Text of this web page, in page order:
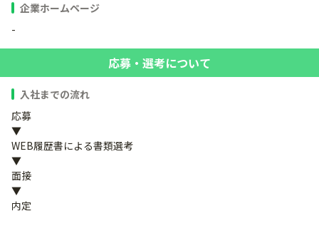
企業ホームページ
-
応募・選考について
入社までの流れ
応募
▼
WEB履歴書による書類選考
▼
面接
▼
内定